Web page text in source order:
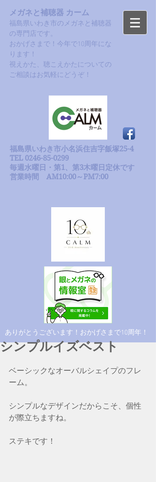
メガネと補聴器 カーム
福島県いわき市のメガネと補聴器
の専門店です。
おかげさまで！今年で10周年にな
ります！​
​視えかた、聴こえかたについての
ご相談はお気軽にどうぞ！
福島県いわき市小名浜住吉字飯塚25-4
TEL 0246-85-0299
毎週水曜日・第1、第3木曜日定休です
​営業時間 AM10:00～PM7:00
​ありがとうございます！おかげさまで10周年！
シンプルイズベスト
ベーシックなオーバルシェイプのフレ
ーム。
シンプルなデザインだからこそ、個性
が際立ちますね。
ステキです！